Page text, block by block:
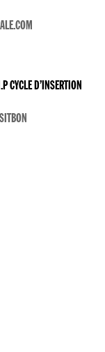
CYCLE D’INSERTION